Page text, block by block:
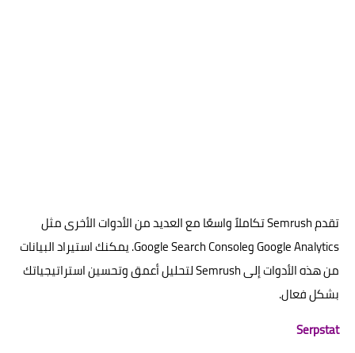
تقدم Semrush تكاملاً واسعًا مع العديد من الأدوات الأخرى مثل
Google Analytics وGoogle Search Console. يمكنك استيراد البيانات
من هذه الأدوات إلى Semrush لتحليل أعمق وتحسين استراتيجياتك
بشكل فعال.
Serpstat